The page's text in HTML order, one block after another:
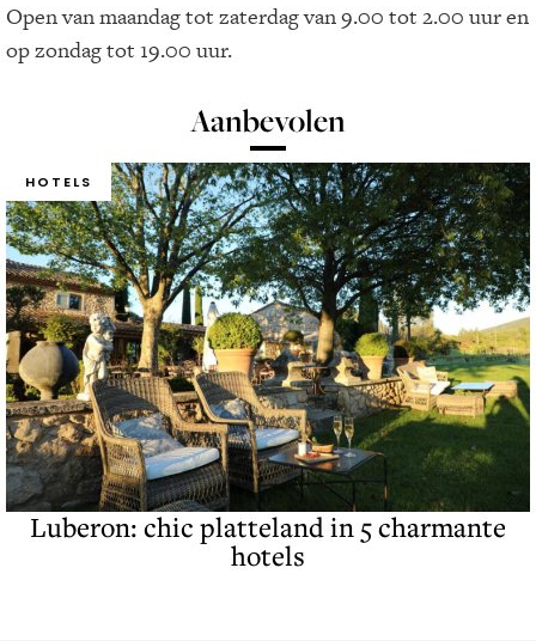
Open van maandag tot zaterdag van 9.00 tot 2.00 uur en
op zondag tot 19.00 uur.
Aanbevolen
HOTELS
Luberon: chic platteland in 5 charmante
hotels